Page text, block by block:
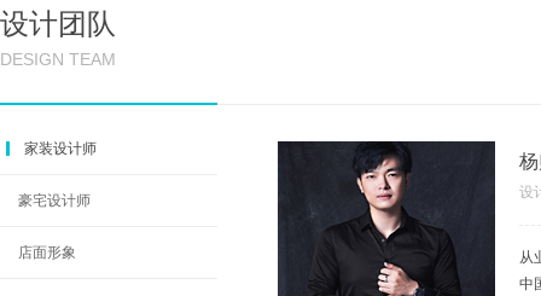
设计团队
DESIGN TEAM
家装设计师
豪宅设计师
店面形象
设
从
中